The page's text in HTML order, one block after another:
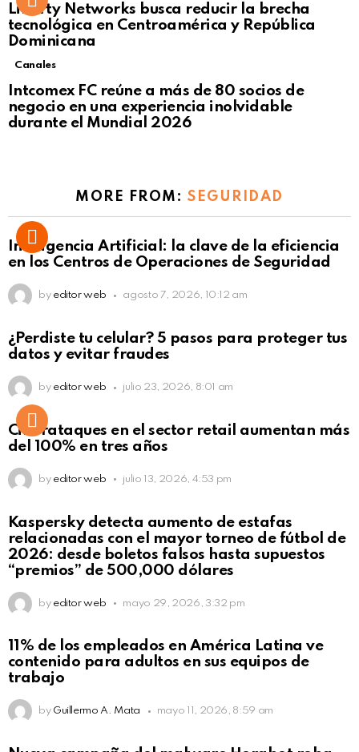
Liberty Networks busca reducir la brecha
tecnológica en Centroamérica y República
Dominicana
Canales
Intcomex FC reúne a más de 80 socios de
negocio en una experiencia inolvidable
durante el Mundial 2026
MORE FROM:SEGURIDAD
Inteligencia Artificial: la clave de la eficiencia
en los Centros de Operaciones de Seguridad
by editor web agosto 7, 2026, 10:12 am
¿Perdiste tu celular? 5 pasos para proteger tus
datos y evitar fraudes
by editor web julio 23, 2026, 8:01 am
Ciberataques en el sector retail aumentan más
del 100% en tres años
by editor web julio 13, 2026, 4:53 pm
Kaspersky detecta aumento de estafas
relacionadas con el mayor torneo de fútbol de
2026: desde boletos falsos hasta supuestos
“premios” de 500,000 dólares
by editor web mayo 29, 2026, 3:32 pm
11% de los empleados en América Latina ve
contenido para adultos en sus equipos de
trabajo
by Guillermo A. Mata mayo 11, 2026, 8:59 am